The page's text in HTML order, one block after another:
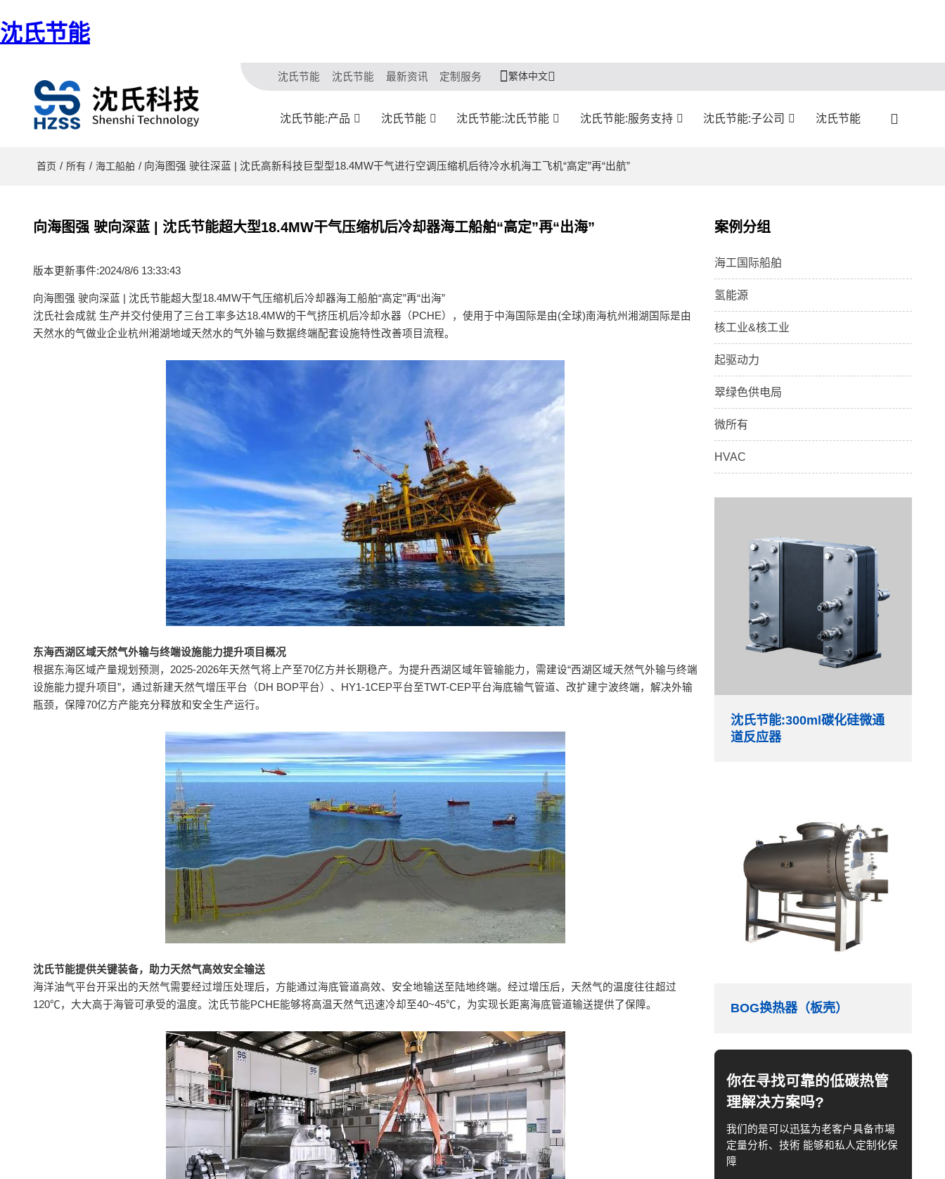
沈氏节能
沈氏节能 沈氏节能 最新资讯 定制服务 繁体中文
沈氏节能:产品 沈氏节能 沈氏节能:沈氏节能 沈氏节能:服务支持 沈氏节能:子公司 沈氏节能
首页 / 所有 / 海工船舶 / 向海图强 驶往深蓝 | 沈氏高新科技巨型型18.4MW干气进行空调压缩机后待冷水机海工飞机“高定”再“出航”
向海图强 驶向深蓝 | 沈氏节能超大型18.4MW干气压缩机后冷却器海工船舶“高定”再“出海”
版本更新事件:2024/8/6 13:33:43
向海图强 驶向深蓝 | 沈氏节能超大型18.4MW干气压缩机后冷却器海工船舶“高定”再“出海”
沈氏社会成就 生产并交付使用了三台工率多达18.4MW的干气挤压机后冷却水器（PCHE），使用于中海国际是由(全球)南海杭州湘湖国际是由
天然水的气做业企业杭州湘湖地域天然水的气外输与数据终端配套设施特性改善项目流程。
东海西湖区域天然气外输与终端设施能力提升项目概况
根据东海区域产量规划预测，2025-2026年天然气将上产至70亿方并长期稳产。为提升西湖区域年管输能力，需建设“西湖区域天然气外输与终端
设施能力提升项目”，通过新建天然气增压平台（DH BOP平台）、HY1-1CEP平台至TWT-CEP平台海底输气管道、改扩建宁波终端，解决外输
瓶颈，保障70亿方产能充分释放和安全生产运行。
沈氏节能提供关键装备，助力天然气高效安全输送
海洋油气平台开采出的天然气需要经过增压处理后，方能通过海底管道高效、安全地输送至陆地终端。经过增压后，天然气的温度往往超过
120℃，大大高于海管可承受的温度。沈氏节能PCHE能够将高温天然气迅速冷却至40~45℃，为实现长距离海底管道输送提供了保障。
案例分组
海工国际船舶
氢能源
核工业&核工业
起驱动力
翠绿色供电局
微所有
HVAC
沈氏节能:300ml碳化硅微通
道反应器
BOG换热器（板壳）
你在寻找可靠的低碳热管
理解决方案吗?
我们的是可以迅猛为老客户具备市場
定量分析、技術 能够和私人定制化保
障